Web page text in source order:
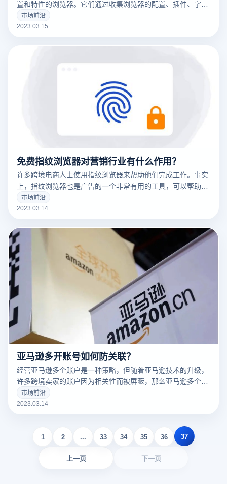
置和特性的浏览器。它们通过收集浏览器的配置、插件、字
体、操作系统版本等信息来创建一个唯一的浏览器指纹，这可
以用于追踪用户的在线行为。
市场前沿
2023.03.15
免费指纹浏览器对营销行业有什么作用？
许多跨境电商人士使用指纹浏览器来帮助他们完成工作。事实
上，指纹浏览器也是广告的一个非常有用的工具，可以帮助广
告营销人员解决许多问题。
市场前沿
2023.03.14
亚马逊多开账号如何防关联？
经营亚马逊多个账户是一种策略，但随着亚马逊技术的升级，
许多跨境卖家的账户因为相关性而被屏蔽，那么亚马逊多个账
户和多个商店的卖家如何防止相关性呢？有什么好的防关联方
法？
市场前沿
2023.03.14
上一页
1 2 ... 33 34 35 36 37
下一页